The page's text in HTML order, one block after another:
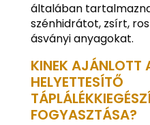
általában
szénhidrátot, zsírt,
ásványi anyagokat.
KINEK AJÁNLOTT
HELYETTESÍTŐ
FOGYASZTÁSA?